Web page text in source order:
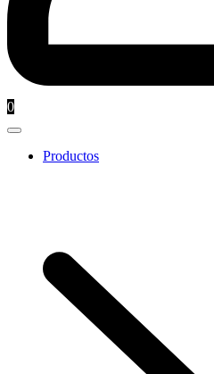
0
Productos